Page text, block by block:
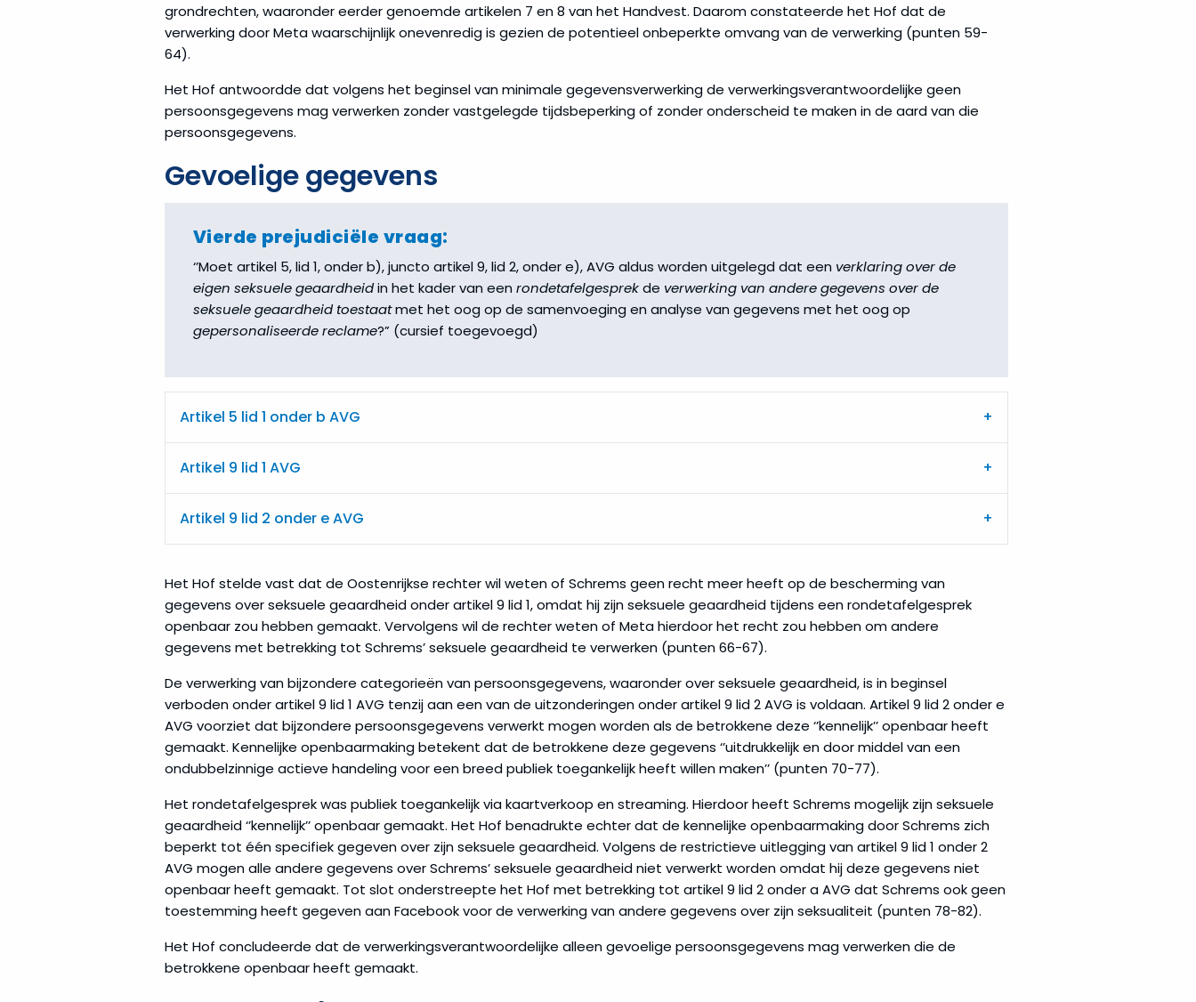
grondrechten, waaronder eerder genoemde artikelen 7 en 8 van het Handvest. Daarom constateerde het Hof dat de
verwerking door Meta waarschijnlijk onevenredig is gezien de potentieel onbeperkte omvang van de verwerking (punten 59-
64).
Het Hof antwoordde dat volgens het beginsel van minimale gegevensverwerking de verwerkingsverantwoordelijke geen
persoonsgegevens mag verwerken zonder vastgelegde tijdsbeperking of zonder onderscheid te maken in de aard van die
persoonsgegevens.
Gevoelige gegevens
Vierde prejudiciële vraag:
‘’Moet artikel 5, lid 1, onder b), juncto artikel 9, lid 2, onder e), AVG aldus worden uitgelegd dat een verklaring over de
eigen seksuele geaardheidin het kader van een rondetafelgesprekde verwerking van andere gegevens over de
seksuele geaardheid toestaatmet het oog op de samenvoeging en analyse van gegevens met het oog op
gepersonaliseerde reclame?” (cursief toegevoegd)
Artikel 5 lid 1 onder b AVG
Artikel 9 lid 1 AVG
Artikel 9 lid 2 onder e AVG
Het Hof stelde vast dat de Oostenrijkse rechter wil weten of Schrems geen recht meer heeft op de bescherming van
gegevens over seksuele geaardheid onder artikel 9 lid 1, omdat hij zijn seksuele geaardheid tijdens een rondetafelgesprek
openbaar zou hebben gemaakt. Vervolgens wil de rechter weten of Meta hierdoor het recht zou hebben om andere
gegevens met betrekking tot Schrems’ seksuele geaardheid te verwerken (punten 66-67).
De verwerking van bijzondere categorieën van persoonsgegevens, waaronder over seksuele geaardheid, is in beginsel
verboden onder artikel 9 lid 1 AVG tenzij aan een van de uitzonderingen onder artikel 9 lid 2 AVG is voldaan. Artikel 9 lid 2 onder e
AVG voorziet dat bijzondere persoonsgegevens verwerkt mogen worden als de betrokkene deze ‘’kennelijk’’ openbaar heeft
gemaakt. Kennelijke openbaarmaking betekent dat de betrokkene deze gegevens ‘’uitdrukkelijk en door middel van een
ondubbelzinnige actieve handeling voor een breed publiek toegankelijk heeft willen maken’’ (punten 70-77).
Het rondetafelgesprek was publiek toegankelijk via kaartverkoop en streaming. Hierdoor heeft Schrems mogelijk zijn seksuele
geaardheid ‘’kennelijk’’ openbaar gemaakt. Het Hof benadrukte echter dat de kennelijke openbaarmaking door Schrems zich
beperkt tot één specifiek gegeven over zijn seksuele geaardheid. Volgens de restrictieve uitlegging van artikel 9 lid 1 onder 2
AVG mogen alle andere gegevens over Schrems’ seksuele geaardheid niet verwerkt worden omdat hij deze gegevens niet
openbaar heeft gemaakt. Tot slot onderstreepte het Hof met betrekking tot artikel 9 lid 2 onder a AVG dat Schrems ook geen
toestemming heeft gegeven aan Facebook voor de verwerking van andere gegevens over zijn seksualiteit (punten 78-82).
Het Hof concludeerde dat de verwerkingsverantwoordelijke alleen gevoelige persoonsgegevens mag verwerken die de
betrokkene openbaar heeft gemaakt.